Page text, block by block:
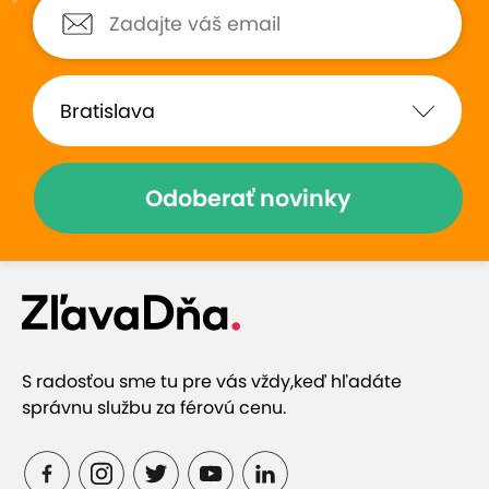
"pooperačného"stavu proste
potrebovala som nejaké
nakopnutie , môžem potvrdiť, že
mi to pomohlo, vybrala som 5...
Zobraziť)
Zobraziť hodnotenia (10)
Prečo si vybrať túto ponuku
Odoberať novinky
S radosťou sme tu pre vás vždy,keď hľadáte
správnu službu za férovú cenu.